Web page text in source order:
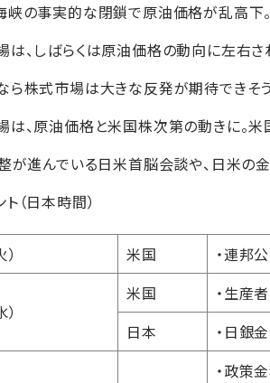
の事実的な閉鎖で原油価格が乱高下
、しばらくは原油価格の動向に左右さ
株式市場は大きな反発が期待できそう
、原油価格と米国株次第の動きに。米
進んでいる日米首脳会談や、日米の
（日本時間）
米国 ・連邦
米国
・生産
日本
・日銀
・政策